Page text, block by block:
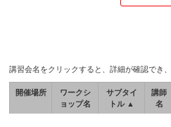
講習会名をクリックすると、詳細が確認でき
開催場所
ワークシ
ョップ名
サブタイ
トル ▲
講師
名